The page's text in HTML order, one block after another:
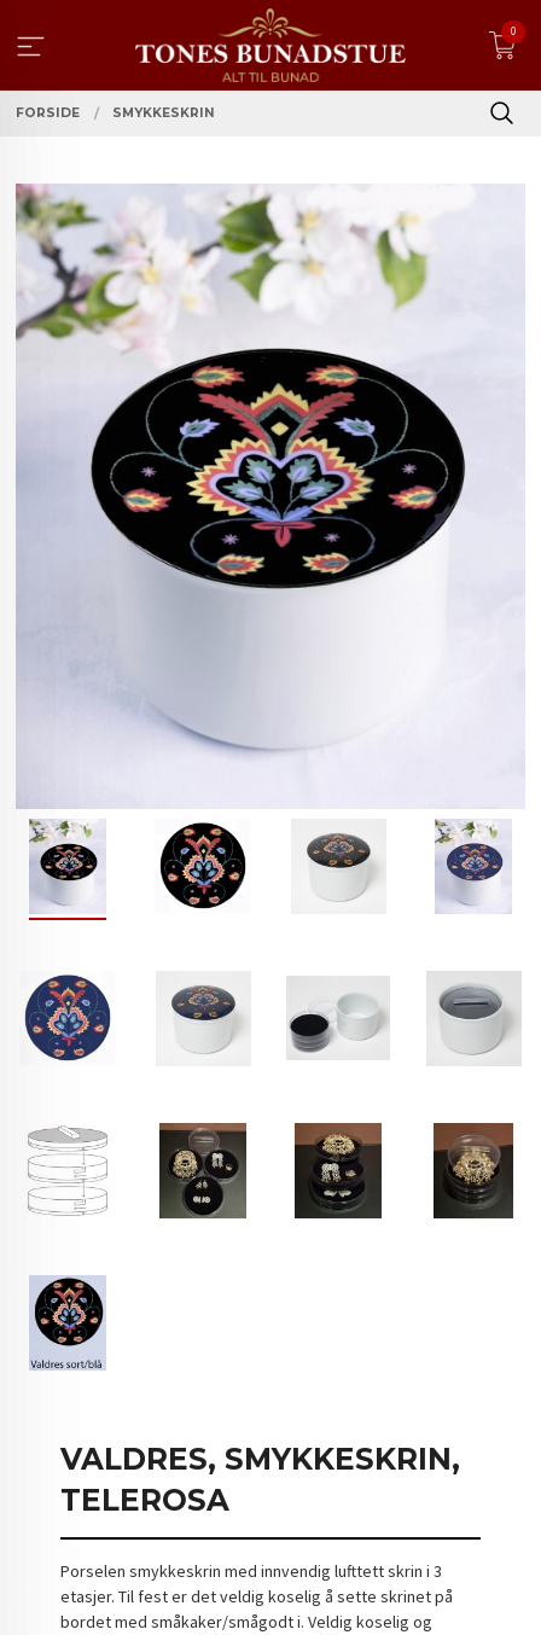
innholdet
0
FORSIDE SMYKKESKRIN
VALDRES, SMYKKESKRIN,
TELEROSA
Porselen smykkeskrin med innvendig lufttett skrin i 3
etasjer. Til fest er det veldig koselig å sette skrinet på
bordet med småkaker/smågodt i. Veldig koselig og